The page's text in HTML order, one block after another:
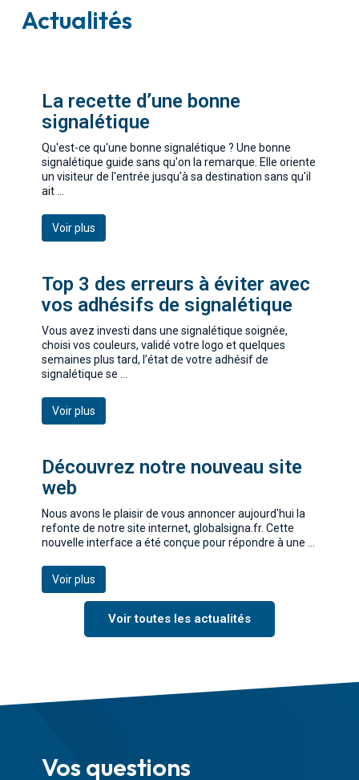
Actualités
La recette d’une bonne
signalétique
Qu'est-ce qu'une bonne signalétique ? Une bonne
signalétique guide sans qu'on la remarque. Elle oriente
un visiteur de l'entrée jusqu'à sa destination sans qu'il
ait ...
Voir plus
Top 3 des erreurs à éviter avec
vos adhésifs de signalétique
Vous avez investi dans une signalétique soignée,
choisi vos couleurs, validé votre logo et quelques
semaines plus tard, l’état de votre adhésif de
signalétique se ...
Voir plus
Découvrez notre nouveau site
web
Nous avons le plaisir de vous annoncer aujourd'hui la
refonte de notre site internet, globalsigna.fr. Cette
nouvelle interface a été conçue pour répondre à une ...
Voir plus
Voir toutes les actualités
Vos questions